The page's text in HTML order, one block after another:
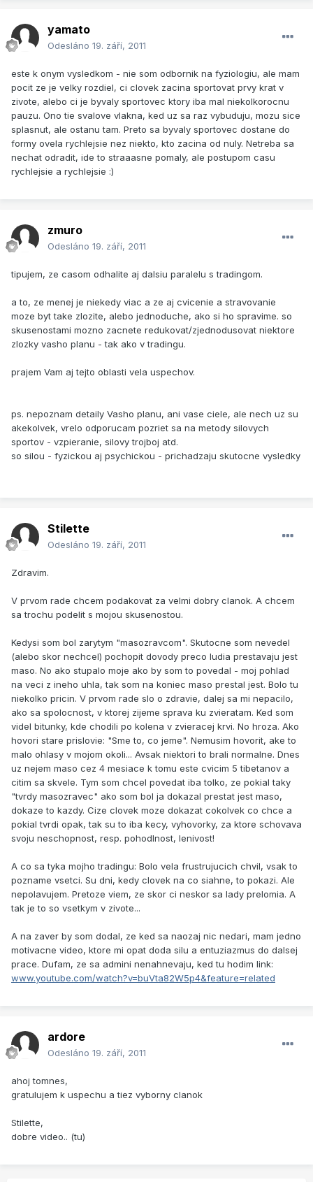
yamato
Odesláno 19. září, 2011
este k onym vysledkom - nie som odbornik na fyziologiu, ale mam
pocit ze je velky rozdiel, ci clovek zacina sportovat prvy krat v
zivote, alebo ci je byvaly sportovec ktory iba mal niekolkorocnu
pauzu. Ono tie svalove vlakna, ked uz sa raz vybuduju, mozu sice
splasnut, ale ostanu tam. Preto sa byvaly sportovec dostane do
formy ovela rychlejsie nez niekto, kto zacina od nuly. Netreba sa
nechat odradit, ide to straaasne pomaly, ale postupom casu
rychlejsie a rychlejsie :)
zmuro
Odesláno 19. září, 2011
tipujem, ze casom odhalite aj dalsiu paralelu s tradingom.
a to, ze menej je niekedy viac a ze aj cvicenie a stravovanie
moze byt take zlozite, alebo jednoduche, ako si ho spravime. so
skusenostami mozno zacnete redukovat/zjednodusovat niektore
zlozky vasho planu - tak ako v tradingu.
prajem Vam aj tejto oblasti vela uspechov.
ps. nepoznam detaily Vasho planu, ani vase ciele, ale nech uz su
akekolvek, vrelo odporucam pozriet sa na metody silovych
sportov - vzpieranie, silovy trojboj atd.
so silou - fyzickou aj psychickou - prichadzaju skutocne vysledky
Stilette
Odesláno 19. září, 2011
Zdravim.
V prvom rade chcem podakovat za velmi dobry clanok. A chcem
sa trochu podelit s mojou skusenostou.
Kedysi som bol zarytym "masozravcom". Skutocne som nevedel
(alebo skor nechcel) pochopit dovody preco ludia prestavaju jest
maso. No ako stupalo moje ako by som to povedal - moj pohlad
na veci z ineho uhla, tak som na koniec maso prestal jest. Bolo tu
niekolko pricin. V prvom rade slo o zdravie, dalej sa mi nepacilo,
ako sa spolocnost, v ktorej zijeme sprava ku zvieratam. Ked som
videl bitunky, kde chodili po kolena v zvieracej krvi. No hroza. Ako
hovori stare prislovie: "Sme to, co jeme". Nemusim hovorit, ake to
malo ohlasy v mojom okoli... Avsak niektori to brali normalne. Dnes
uz nejem maso cez 4 mesiace k tomu este cvicim 5 tibetanov a
citim sa skvele. Tym som chcel povedat iba tolko, ze pokial taky
"tvrdy masozravec" ako som bol ja dokazal prestat jest maso,
dokaze to kazdy. Cize clovek moze dokazat cokolvek co chce a
pokial tvrdi opak, tak su to iba kecy, vyhovorky, za ktore schovava
svoju neschopnost, resp. pohodlnost, lenivost!
A co sa tyka mojho tradingu: Bolo vela frustrujucich chvil, vsak to
pozname vsetci. Su dni, kedy clovek na co siahne, to pokazi. Ale
nepolavujem. Pretoze viem, ze skor ci neskor sa lady prelomia. A
tak je to so vsetkym v zivote...
A na zaver by som dodal, ze ked sa naozaj nic nedari, mam jedno
motivacne video, ktore mi opat doda silu a entuziazmus do dalsej
prace. Dufam, ze sa admini nenahnevaju, ked tu hodim link:
www.youtube.com/watch?v=buVta82W5p4&feature=related
ardore
Odesláno 19. září, 2011
ahoj tomnes,
gratulujem k uspechu a tiez vyborny clanok
Stilette,
dobre video.. (tu)